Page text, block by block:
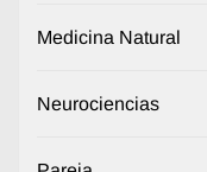
Medicina Natural
Neurociencias